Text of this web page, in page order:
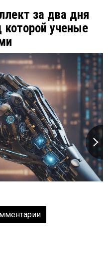
за два дня
ученые